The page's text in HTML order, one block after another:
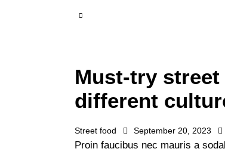
Must-try
different
Street food September 20, 2023
Proin faucibus nec mauris a